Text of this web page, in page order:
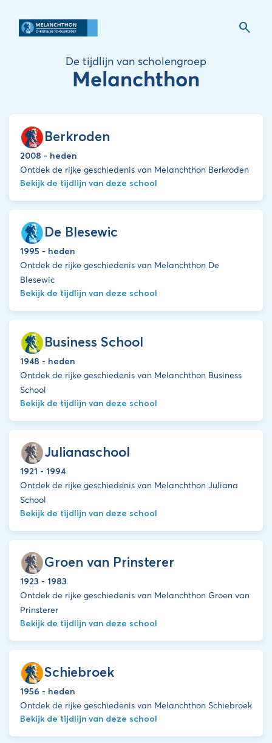
search
Melanchthon
De tijdlijn van scholengroep
Berkroden
2008 - heden
Ontdek de rijke geschiedenis van Melanchthon Berkroden
Bekijk de tijdlijn van deze school
De Blesewic
1995 - heden
Ontdek de rijke geschiedenis van Melanchthon De
Blesewic
Bekijk de tijdlijn van deze school
Business School
1948 - heden
Ontdek de rijke geschiedenis van Melanchthon Business
School
Bekijk de tijdlijn van deze school
Julianaschool
1921 - 1994
Ontdek de rijke geschiedenis van Melanchthon Juliana
School
Bekijk de tijdlijn van deze school
Groen van Prinsterer
1923 - 1983
Ontdek de rijke geschiedenis van Melanchthon Groen van
Prinsterer
Bekijk de tijdlijn van deze school
Schiebroek
1956 - heden
Ontdek de rijke geschiedenis van Melanchthon Schiebroek
Bekijk de tijdlijn van deze school